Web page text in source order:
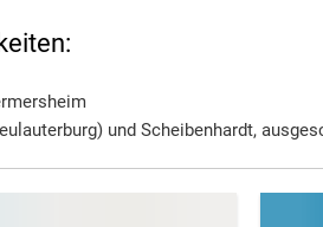
und Scheibenhardt,